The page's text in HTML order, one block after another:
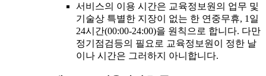
서비스의 이용 시간은 교육정보원의 업무 및
기술상 특별한 지장이 없는 한 연중무휴, 1일
24시간(00:00-24:00)을 원칙으로 합니다. 다만
정기점검등의 필요로 교육정보원이 정한 날
이나 시간은 그러하지 아니합니다.